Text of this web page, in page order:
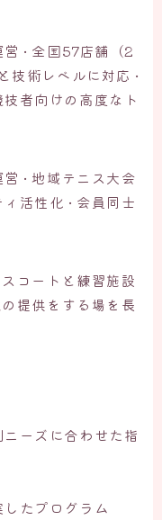
• 全国57店舗（2
技術レベルに対応 •
者向けの高度なト
• 地域テニス大会
活性化 • 会員同士
コートと練習施設
提供をする場を長
ーズに合わせた指
たプログラム